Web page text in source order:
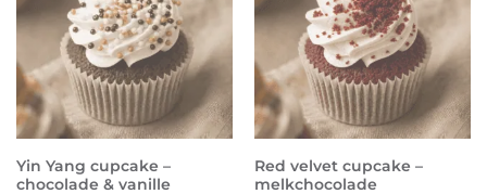
Yin Yang cupcake –
chocolade & vanille
Red velvet cupcake –
melkchocolade